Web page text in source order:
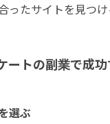
ったサイトを見つ
ートの副業で成
選ぶ